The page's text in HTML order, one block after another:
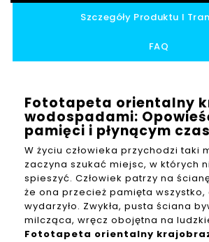
Szczegóły Produktu I
FAQ
Fototapeta orientalny
wodospadami:
pamięci i płynącym
W życiu człowieka przychodzi taki
zaczyna szukać miejsc, w których
spieszyć. Człowiek patrzy na
że ona przecież pamięta wszystko,
wydarzyło. Zwykła, pusta ściana
milcząca, wręcz obojętna na
Fototapeta orientalny